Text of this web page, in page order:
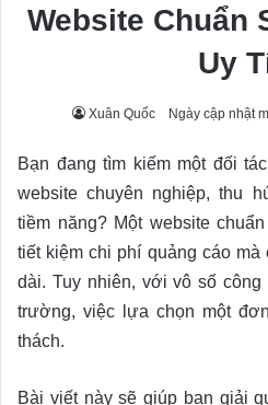
Website Chuẩn
Uy
Xuân Quốc Ngày cập nhật
Bạn đang tìm kiếm một đối
website chuyên nghiệp, thu
tiềm năng? Một website
tiết kiệm chi phí quảng cáo
dài. Tuy nhiên, với vô số công
trường, việc lựa chọn một
thách.
Bài viết này sẽ giúp bạn giải